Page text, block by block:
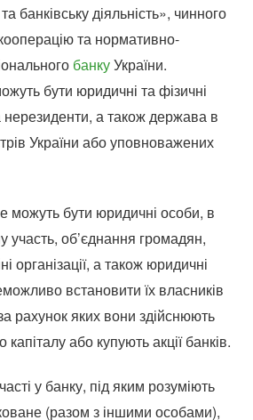
банківську діяльність», чинного
та нормативно-
банкуУкраїни.
бути юридичні та фізичні
а також держава в
України або уповноважених
можуть бути юридичні особи, в
участь, об’єднання громадян,
організації, а також юридичні
встановити їх власників
рахунок яких вони здійснюють
капіталу або купують акції банків.
у банку, під яким розуміють
(разом з іншими особами),